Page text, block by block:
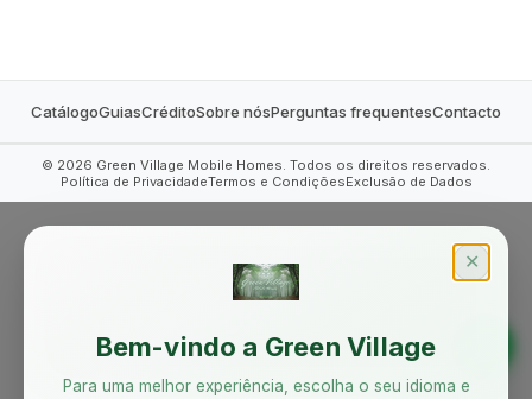
CatálogoGuiasCréditoSobre nósPerguntas frequentesContacto
© 2026 Green Village Mobile Homes. Todos os direitos reservados.
Política de PrivacidadeTermos e CondiçõesExclusão de Dados
✕
Bem-vindo a Green Village
Para uma melhor experiência, escolha o seu idioma e